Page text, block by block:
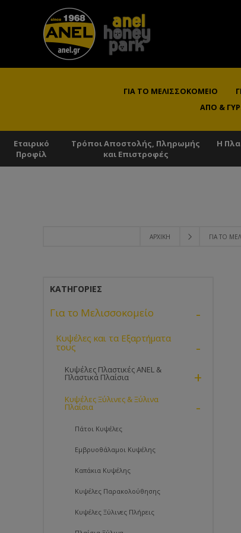
ΓΙΑ ΤΟ ΜΕΛΙΣΣΟΚΟΜΕΊΟ
ΑΠΌ &
Εταιρικό
Προφίλ
Τρόποι Αποστολής, Πληρωμής
και Επιστροφές
Η
ΑΡΧΙΚΉ ΓΙΑ ΤΟ
ΚΑΤΗΓΟΡΊΕΣ
Για το Μελισσοκομείο -
Κυψέλες και τα Εξαρτήματα
τους -
Κυψέλες Πλαστικές ANEL &
Πλαστικά Πλαίσια +
Κυψέλες Ξύλινες & Ξύλινα
Πλαίσια -
Πάτοι Κυψέλες
Εμβρυοθάλαμοι Κυψέλης
Καπάκια Κυψέλης
Κυψέλες Παρακολούθησης
Κυψέλες Ξύλινες Πλήρεις